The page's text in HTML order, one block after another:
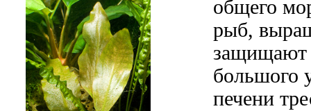
общего
рыб,
большого
печени